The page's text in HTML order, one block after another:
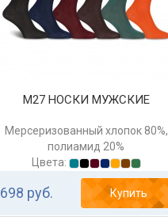
М27 НОСКИ МУЖСКИЕ
Мерсеризованный хлопок 80%,
полиамид 20%
Цвета:
698 руб. Купить